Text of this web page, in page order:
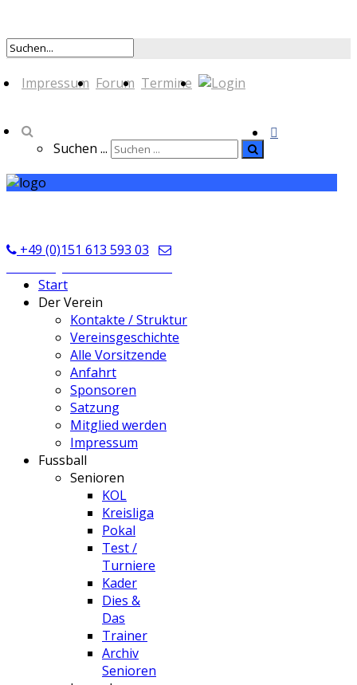
Impressum Forum Termine
Suchen ...
+49 (0)151 613 593 03
Start
Der Verein
Kontakte / Struktur
Vereinsgeschichte
Alle Vorsitzende
Anfahrt
Sponsoren
Satzung
Mitglied werden
Impressum
Fussball
Senioren
KOL
Kreisliga
Pokal
Test /
Turniere
Kader
Dies &
Das
Trainer
Archiv
Senioren